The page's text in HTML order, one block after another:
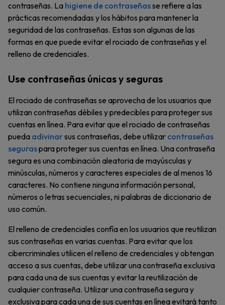
contraseñas. La higiene de contraseñasse refiere a las
prácticas recomendadas y los hábitos para mantener la
seguridad de las contraseñas. Estas son algunas de las
formas en que puede evitar el rociado de contraseñas y el
relleno de credenciales.
Use contraseñas únicas y seguras
El rociado de contraseñas se aprovecha de los usuarios que
utilizan contraseñas débiles y predecibles para proteger sus
cuentas en línea. Para evitar que el rociado de contraseñas
pueda adivinarsus contraseñas, debe utilizar contraseñas
seguraspara proteger sus cuentas en línea. Una contraseña
segura es una combinación aleatoria de mayúsculas y
minúsculas, números y caracteres especiales de al menos 16
caracteres. No contiene ninguna información personal,
números o letras secuenciales, ni palabras de diccionario de
uso común.
El relleno de credenciales confía en los usuarios que reutilizan
sus contraseñas en varias cuentas. Para evitar que los
cibercriminales utilicen el relleno de credenciales y obtengan
acceso a sus cuentas, debe utilizar una contraseña exclusiva
para cada una de sus cuentas y evitar la reutilización de
cualquier contraseña. Utilizar una contraseña segura y
exclusiva para cada una de sus cuentas en línea evitará tanto